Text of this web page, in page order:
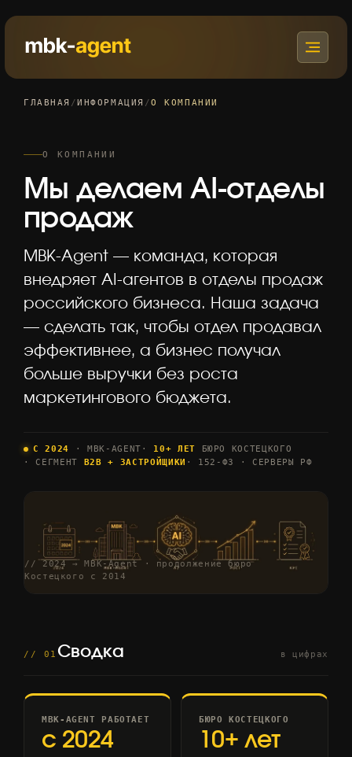
ГЛАВНАЯ /ИНФОРМАЦИЯ /О КОМПАНИИ
О КОМПАНИИ
Мы делаем AI-отделы
продаж
MBK-Agent — команда, которая
внедряет AI-агентов в отделы продаж
российского бизнеса. Наша задача
— сделать так, чтобы отдел продавал
эффективнее, а бизнес получал
больше выручки без роста
маркетингового бюджета.
С 2024 · MBK-AGENT · 10+ ЛЕТ БЮРО КОСТЕЦКОГО
· СЕГМЕНТ B2B + ЗАСТРОЙЩИКИ · 152-ФЗ · СЕРВЕРЫ РФ
// 2024 → MBK-Agent · продолжение бюро
Костецкого с 2014
// 01 Сводка в цифрах
MBK-AGENT РАБОТАЕТ
с 2024
БЮРО КОСТЕЦКОГО
10+ лет